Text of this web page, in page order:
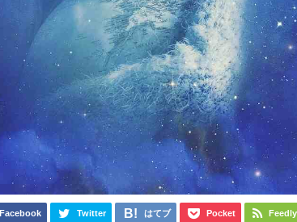
Facebook Twitter はてブ Pocket Feedly